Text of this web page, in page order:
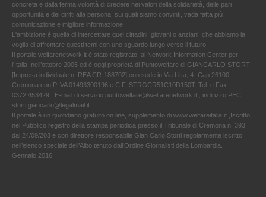
concreta e dalla ferma volontà di credere nei valori della solidarietà, delle pari
opportunità e dei diritti alla persona, sui quali siamo convinti, vada fatta più
comunicazione e migliore informazione.
L'ambizione è quella di intercettare quei cittadini, giovani o anziani, che abbiamo la
voglia di affrontare questi temi con uno sguardo lungo verso il futuro.
Il portale welfarenetwork.it è stato registrato, al Network Information Center per
l'Italia, nell’ottobre 2005 ed è oggi proprietà di Puntowelfare di GIANCARLO STORTI
[Impresa individuale n. REA CR-188702] con sede in Via Litta, 4- Cap 26100
Cremona con P.IVA 01493300196 e C.F. STRGCR51C10D150T. Tel. e Fax
0372.453429 . E-mail di servizio puntowelfare@welfarenetwork.it ; indirizzo PEC
storti.giancarlo@legalmail.it
Il portale è un quotidiano gratuito on line, supplemento di www.welfareitalia.it ,Iscritto
nel Pubblico registro della stampa periodica presso il Tribunale di Cremona n. 393
dal 24/09/203 e con direttore responsabile Gian Carlo Storti regolarmente iscritto
nell’elenco speciale dell’Albo tenuto dall’Ordine Giornalisti della Lombardia.
Gennaio 2016